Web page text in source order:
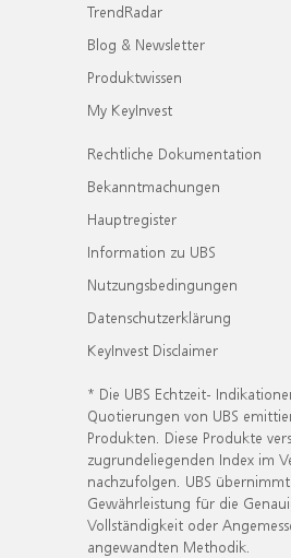
TrendRadar
Blog & Newsletter
Produktwissen
My KeyInvest
Rechtliche Dokumentation
Bekanntmachungen
Hauptregister
Information zu UBS
Nutzungsbedingungen
Datenschutzerklärung
KeyInvest Disclaimer
* Die UBS Echtzeit-
Quotierungen von UBS
Produkten. Diese Produkte
zugrundeliegenden Index im
nachzufolgen. UBS
Gewährleistung für die
Vollständigkeit oder
angewandten Methodik.